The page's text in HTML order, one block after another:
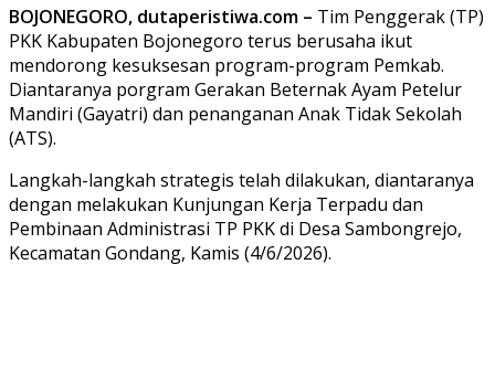
BOJONEGORO, dutaperistiwa.com – Tim Penggerak (TP)
PKK Kabupaten Bojonegoro terus berusaha ikut
mendorong kesuksesan program-program Pemkab.
Diantaranya porgram Gerakan Beternak Ayam Petelur
Mandiri (Gayatri) dan penanganan Anak Tidak Sekolah
(ATS).
Langkah-langkah strategis telah dilakukan, diantaranya
dengan melakukan Kunjungan Kerja Terpadu dan
Pembinaan Administrasi TP PKK di Desa Sambongrejo,
Kecamatan Gondang, Kamis (4/6/2026).